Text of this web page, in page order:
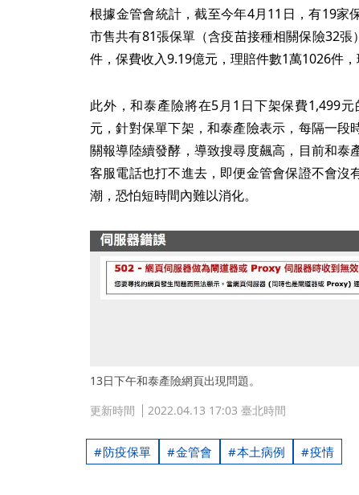
根據金管會統計，截至今年4月11日，有19家
市售共有81張保單（含疫苗接種相關保險32
件，保費收入9.19億元，理賠件數1萬1026件，
此外，和泰產險將在5月1日下架保費1,499
元，針對保單下架，和泰產險表示，每隔一段
關報導陸續發酵，導致搜尋度飆高，目前和泰
客服電話也打不進去，即便金管會保證不會沒
潮，恐怕短時間內難以消化。
13日下午和泰產險網頁出現問題。
更新時間
2022.04.13 17:03 臺北時間
防疫保單 金管會 本土病例 疫情